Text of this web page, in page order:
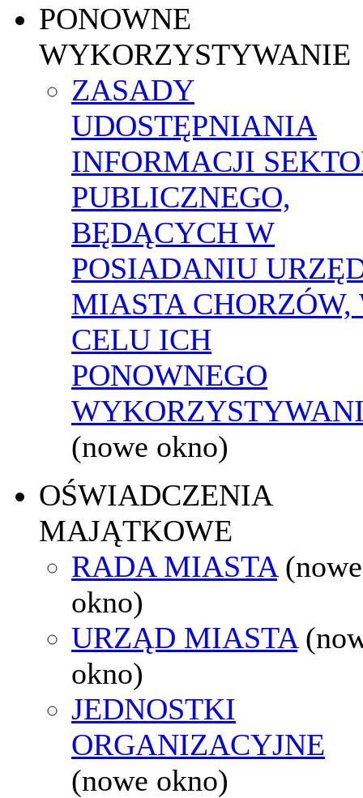
PONOWNE
WYKORZYSTYWANIE
ZASADY
UDOSTĘPNIANIA
INFORMACJI
PUBLICZNEGO,
BĘDĄCYCH W
POSIADANIU
MIASTA CHORZÓW,
CELU ICH
PONOWNEGO
(nowe okno)
OŚWIADCZENIA
MAJĄTKOWE
RADA MIASTA (nowe
okno)
URZĄD MIASTA
okno)
JEDNOSTKI
ORGANIZACYJNE
(nowe okno)